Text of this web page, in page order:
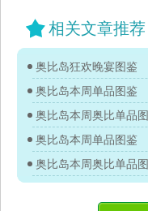
相关文章推荐
奥比岛狂欢晚宴图鉴
奥比岛本周单品图鉴
奥比岛本周奥比单品
奥比岛本周单品图鉴
奥比岛本周奥比单品